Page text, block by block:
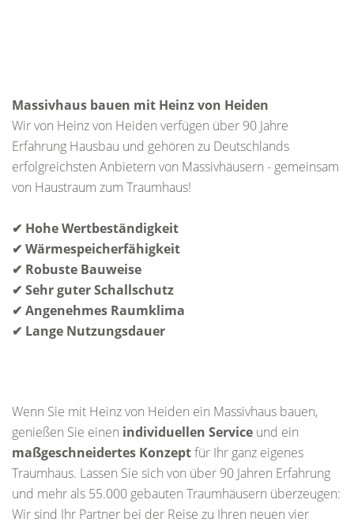
Massivhaus bauen mit Heinz von Heiden
Wir von Heinz von Heiden verfügen über 90 Jahre
Erfahrung Hausbau und gehören zu Deutschlands
erfolgreichsten Anbietern von Massivhäusern - gemeinsam
von Haustraum zum Traumhaus!
✔ Hohe Wertbeständigkeit
✔ Wärmespeicherfähigkeit
✔ Robuste Bauweise
✔ Sehr guter Schallschutz
✔ Angenehmes Raumklima
✔ Lange Nutzungsdauer
Wenn Sie mit Heinz von Heiden ein Massivhaus bauen,
genießen Sie einen individuellen Service und ein
maßgeschneidertes Konzeptfür Ihr ganz eigenes
Traumhaus. Lassen Sie sich von über 90 Jahren Erfahrung
und mehr als 55.000 gebauten Traumhäusern überzeugen:
Wir sind Ihr Partner bei der Reise zu Ihren neuen vier